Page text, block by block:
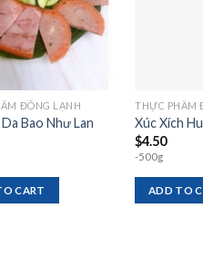
ĐÔNG LẠNH
Bao Như Lan
CART
THỰC PHẨM
Xúc Xích
$4.50
-500g
ADD TO